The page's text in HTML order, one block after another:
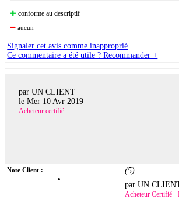
conforme au descriptif
aucun
Signaler cet avis comme inapproprié
Ce commentaire a été utile ? Recommander +
par UN CLIENT
le Mer 10 Avr 2019
Acheteur certifié
Note Client : (5)
par UN
Acheteur Certifié -